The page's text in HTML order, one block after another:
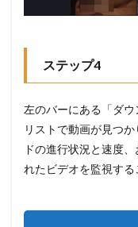
ステップ4
左のバーにある「ダ
リストで動画が見つ
ドの進行状況と速度
れたビデオを監視する